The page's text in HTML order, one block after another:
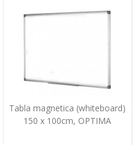
Tabla magnetica (whiteboard)
150 x 100cm, OPTIMA